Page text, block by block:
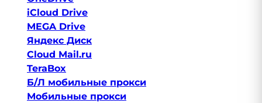
iCloud Drive
MEGA Drive
Яндекс Диск
Cloud Mail.ru
TeraBox
Б/Л мобильные прокси
Мобильные прокси